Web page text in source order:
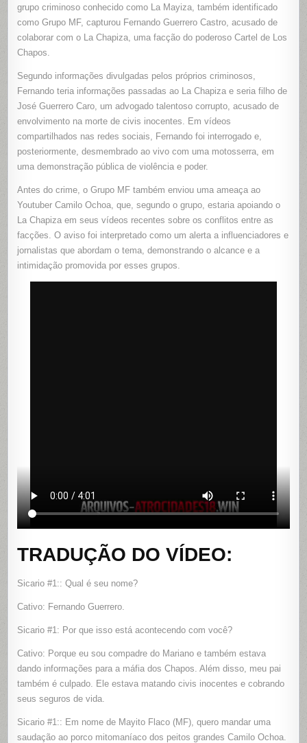
COM
PELO
NO
grupo criminoso conhecido como La Mayiza, também identificado
como Grupo MF, capturou Fernando Guerrero Castro, acusado de
colaborar com o La Chapiza, uma facção do poderoso Cartel de Los
Chapos.
Segundo informações divulgadas pelos próprios criminosos,
Fernando teria informações passadas ao La Chapiza e seria filho de
José Guerrero Caro, um advogado talentoso corrupto, acusado de
envolvimento na morte de civis inocentes. Em vídeos
compartilhados nas redes sociais, Fernando foi interrogado e,
posteriormente, desmembrado ao vivo com uma motosserra, em
uma demonstração pública de violência e poder.
Antes do crime, o Grupo MF também enviou uma ameaça ao
Youtuber Camilo Ochoa, que, segundo o grupo, estaria apoiando o
La Chapiza em seus vídeos recentes sobre os conflitos entre as
facções. O aviso foi interpretado como um alerta a influenciadores e
jornalistas que abordam o tema, demonstrando o alcance e a
intimidação promovida por esses grupos.
TRADUÇÃO DO VÍDEO:
Sicario #1:: Qual é seu nome?
Cativo: Fernando Guerrero.
Sicario #1: Por que isso está acontecendo com você?
Cativo: Porque eu sou compadre do Mariano e também estava
dando informações para a máfia dos Chapos. Além disso, meu pai
também é culpado. Ele estava matando civis inocentes e cobrando
seus seguros de vida.
Sicario #1:: Em nome de Mayito Flaco (MF), quero mandar uma
saudação ao porco mitomaníaco dos peitos grandes Camilo Ochoa.